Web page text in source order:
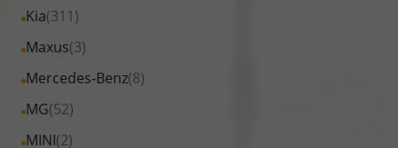
anzeigen
Jaecoo
anzeigen
Fahrzeuge
Jeep
anzeigen
Kia(311)
Alle
Fahrzeuge
Kia
anzeigen
Maxus(3)
Alle
Fahrzeuge
Maxus
anzeigen
Mercedes-Benz(8)
Alle
Fahrzeuge
MG(52)
Alle
Fahrzeuge
MINI(2)
Alle